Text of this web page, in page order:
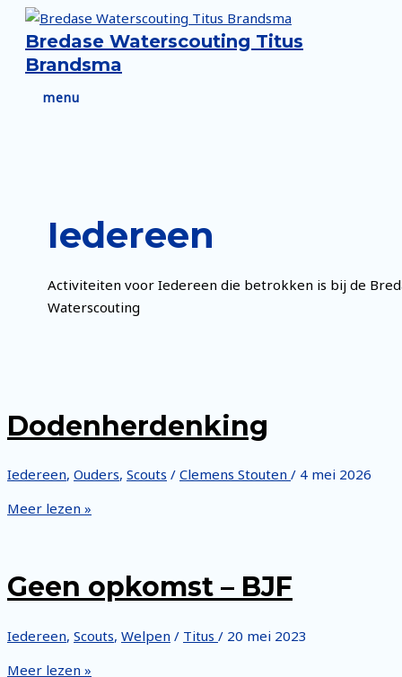
naarBredase Waterscouting Titus
Brandsma
menu
menu
Iedereen
Activiteiten voor Iedereen die betrokken is bij de
Waterscouting
Dodenherdenking
Iedereen, Ouders, Scouts / Clemens Stouten / 4 mei 2026
Dodenherdenking
Meer lezen »
Geen opkomst – BJF
Iedereen, Scouts, Welpen / Titus / 20 mei 2023
Geen
Meer lezen »